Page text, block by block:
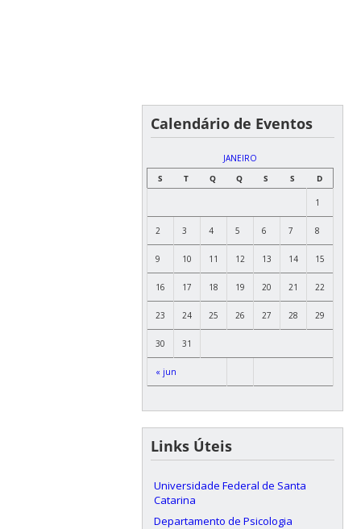
Calendário de Eventos
JANEIRO
S
T Q Q S S D
« jun
1
2 3 4 5 6 7 8
9 10 11 12 13 14 15
16 17 18 19 20 21 22
23 24 25 26 27 28 29
30 31
Links Úteis
Universidade Federal de Santa
Catarina
Departamento de Psicologia